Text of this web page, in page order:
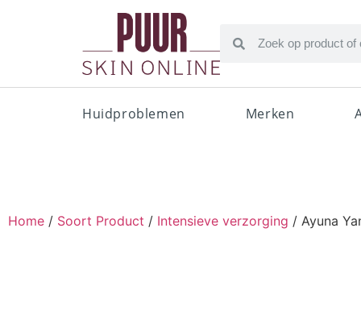
Huidproblemen Merken
Home / Soort Product / Intensieve verzorging / Ayuna